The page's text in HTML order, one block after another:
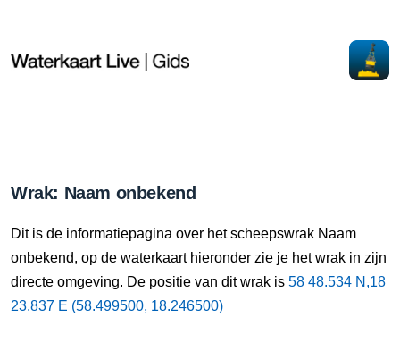
Wrak: Naam onbekend
Dit is de informatiepagina over het scheepswrak Naam
onbekend, op de waterkaart hieronder zie je het wrak in zijn
directe omgeving. De positie van dit wrak is 58 48.534 N,18
23.837 E (58.499500, 18.246500)